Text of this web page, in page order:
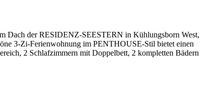
Dach der RESIDENZ-SEESTERN in Kühlungsborn West,
3-Zi-Ferienwohnung im PENTHOUSE-Stil bietet einen
2 Schlafzimmern mit Doppelbett, 2 kompletten Bädern